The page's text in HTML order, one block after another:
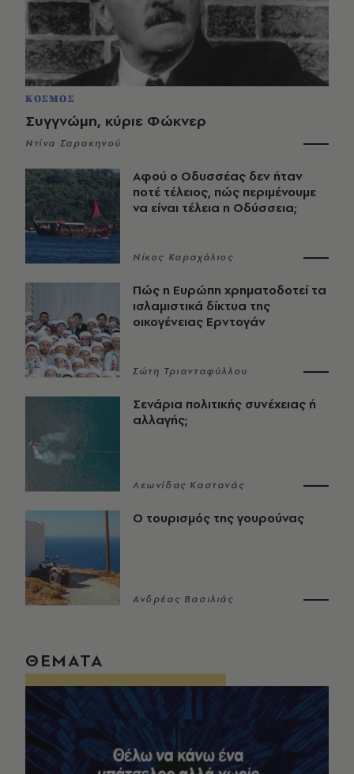
ΚΟΣΜΟΣ
Συγγνώμη, κύριε Φώκνερ
Ντίνα Σαρακηνού
Αφού ο Οδυσσέας δεν ήταν
ποτέ τέλειος, πώς περιμένουμε
να είναι τέλεια η Οδύσσεια;
Νίκος Καραχάλιος
Πώς η Ευρώπη χρηματοδοτεί τα
ισλαμιστικά δίκτυα της
οικογένειας Ερντογάν
Σώτη Τριανταφύλλου
Σενάρια πολιτικής συνέχειας ή
αλλαγής;
Λεωνίδας Καστανάς
Ο τουρισμός της γουρούνας
Ανδρέας Βασιλιάς
ΘΕΜΑΤΑ